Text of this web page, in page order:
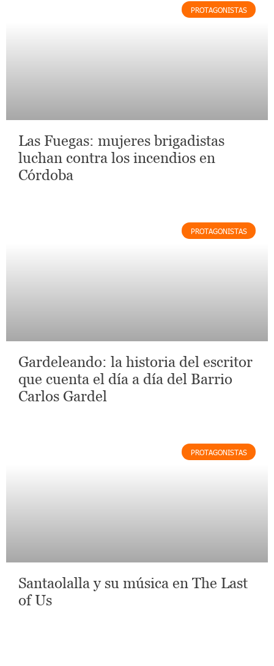
PROTAGONISTAS
Las Fuegas: mujeres brigadistas
luchan contra los incendios en
Córdoba
PROTAGONISTAS
Gardeleando: la historia del escritor
que cuenta el día a día del Barrio
Carlos Gardel
PROTAGONISTAS
Santaolalla y su música en The Last
of Us